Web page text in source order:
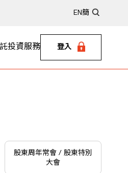
EN 簡
投資服務 登入
股東周年常會 / 股東特別
大會